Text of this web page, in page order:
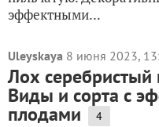
эффектными...
Uleyskaya 8 июня 2023,
Лох серебристый
Виды и сорта с
плодами 4